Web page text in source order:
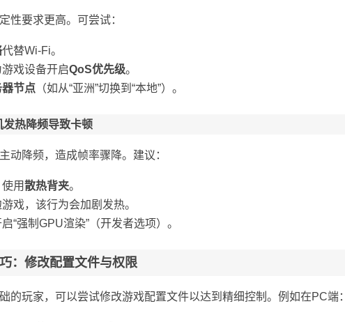
性要求更高。可尝试：
代替Wi-Fi。
戏设备开启QoS优先级。
器节点 （如从“亚洲”切换到“本地”）。
发热降频导致卡顿
动降频，造成帧率骤降。建议：
用散热背夹。
戏，该行为会加剧发热。
“强制GPU渲染”（开发者选项）。
：修改配置文件与权限
的玩家，可以尝试修改游戏配置文件以达到精细控制。例如在PC端：